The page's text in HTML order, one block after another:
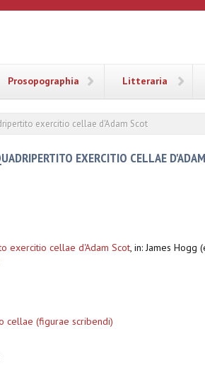
Prosopographia Litteraria
exercitio cellae d'Adam Scot
EXERCITIO CELLAE
exercitio cellae d'Adam Scot, in: James Hogg
cellae (figurae scribendi)